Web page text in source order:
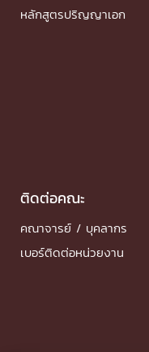
หลักสูตรปริญญาเอก
ติดต่อคณะ
คณาจารย์ / บุคลากร
เบอร์ติดต่อหน่วยงาน